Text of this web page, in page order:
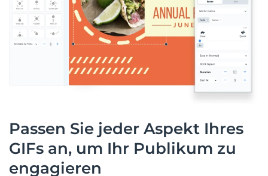
Passen Sie jeder Aspekt Ihres
GIFs an, um Ihr Publikum zu
engagieren